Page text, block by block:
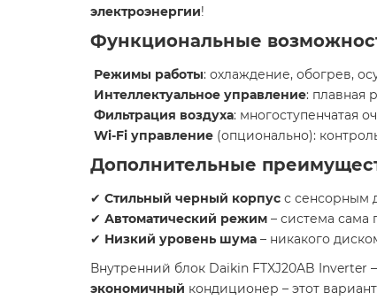
электроэнергии!
Функциональные
Режимы работы: охлаждение, обогрев,
Интеллектуальное управление: плавная
Фильтрация воздуха: многоступенчатая
Wi-Fi управление (опционально):
Дополнительные
✔ Стильный черный корпус с сенсорным
✔ Автоматический режим – система сама
✔ Низкий уровень шума – никакого
Внутренний блок Daikin FTXJ20AB Inverter
экономичный кондиционер – этот